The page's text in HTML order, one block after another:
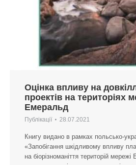
Оцінка впливу на
проектів на територіях
Емеральд
Публікації 28.07.2021
Книгу видано в рамках польсько-
«Запобігання шкідливому впливу
на біорізноманіття територій